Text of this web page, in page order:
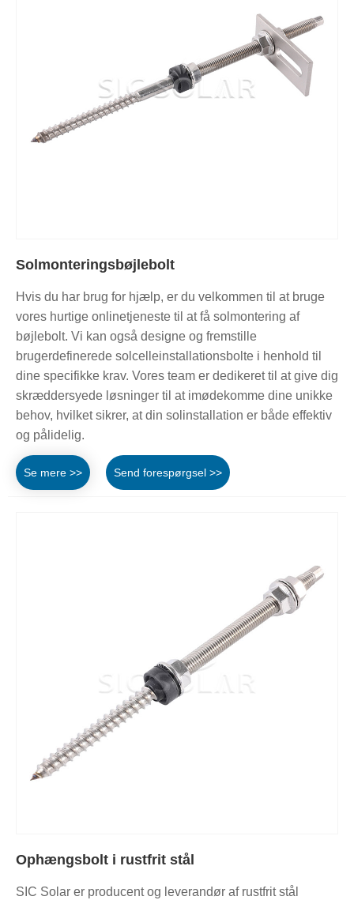
Solmonteringsbøjlebolt
Hvis du har brug for hjælp, er du velkommen til at bruge
vores hurtige onlinetjeneste til at få solmontering af
bøjlebolt. Vi kan også designe og fremstille
brugerdefinerede solcelleinstallationsbolte i henhold til
dine specifikke krav. Vores team er dedikeret til at give dig
skræddersyede løsninger til at imødekomme dine unikke
behov, hvilket sikrer, at din solinstallation er både effektiv
og pålidelig.
Se mere >> Send forespørgsel >>
Ophængsbolt i rustfrit stål
SIC Solar er producent og leverandør af rustfrit stål